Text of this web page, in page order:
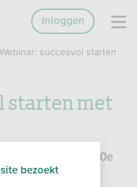
Inloggen
Webinar: succesvol starten
starten met
je 50e, 60e of 70e
leggen
bezoekt